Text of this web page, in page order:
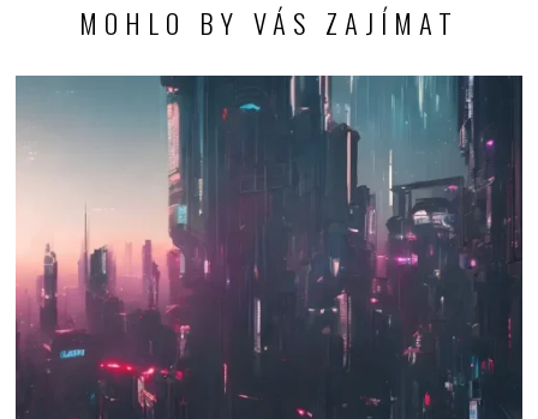
MOHLO BY VÁS ZAJÍMAT